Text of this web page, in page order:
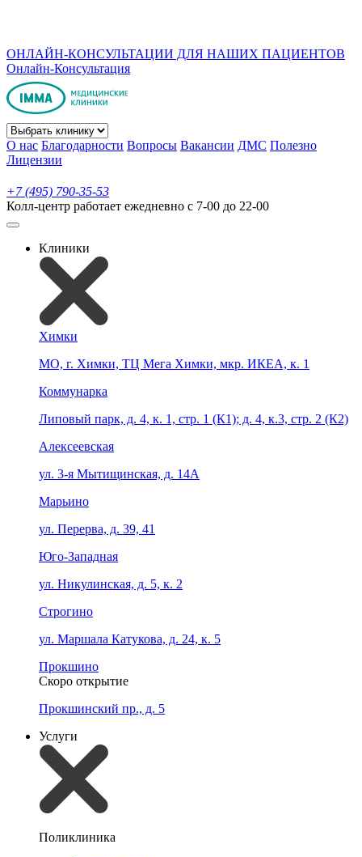
ОНЛАЙН-КОНСУЛЬТАЦИИ ДЛЯ НАШИХ ПАЦИЕНТОВ
Онлайн-Консультация
О нас Благодарности Вопросы Вакансии ДМС Полезно
Лицензии
+7 (495) 790-35-53
Колл-центр работает ежедневно с 7-00 до 22-00
Клиники
Химки
МО, г. Химки, ТЦ Мега Химки, мкр. ИКЕА, к. 1
Коммунарка
Липовый парк, д. 4, к. 1, стр. 1 (К1); д. 4, к.3, стр. 2 (К2)
Алексеевская
ул. 3-я Мытищинская, д. 14А
Марьино
ул. Перерва, д. 39, 41
Юго-Западная
ул. Никулинская, д. 5, к. 2
Строгино
ул. Маршала Катукова, д. 24, к. 5
Прокшино
Скоро открытие
Прокшинский пр., д. 5
Услуги
Поликлиника